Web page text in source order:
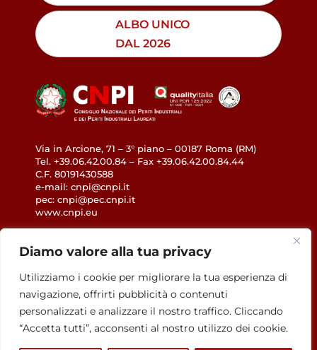
Diamo valore alla tua privacy
Utilizziamo i cookie per migliorare la tua esperienza di
navigazione, offrirti pubblicità o contenuti
personalizzati e analizzare il nostro traffico. Cliccando
“Accetta tutti”, acconsenti al nostro utilizzo dei cookie.
ALBO UNICO
DAL 2026
Via in Arcione, 71 – 3° piano – 00187 Roma (RM)
Tel. +39.06.42.00.84 – Fax +39.06.42.00.84.44
C.F. 80191430588
e-mail: cnpi@cnpi.it
pec: cnpi@pec.cnpi.it
www.cnpi.eu
GDPR
Privacy Policy
Cookie Policy
Accessibilità